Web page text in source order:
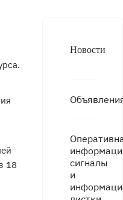
18
Новости
сигналы
и